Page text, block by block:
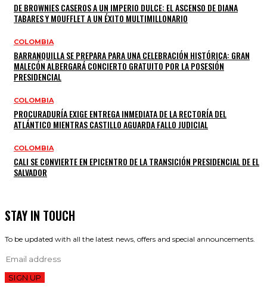
DE BROWNIES CASEROS A UN IMPERIO DULCE: EL ASCENSO DE DIANA
TABARES Y MOUFFLET A UN ÉXITO MULTIMILLONARIO
COLOMBIA
BARRANQUILLA SE PREPARA PARA UNA CELEBRACIÓN HISTÓRICA: GRAN
MALECÓN ALBERGARÁ CONCIERTO GRATUITO POR LA POSESIÓN
PRESIDENCIAL
COLOMBIA
PROCURADURÍA EXIGE ENTREGA INMEDIATA DE LA RECTORÍA DEL
ATLÁNTICO MIENTRAS CASTILLO AGUARDA FALLO JUDICIAL
COLOMBIA
CALI SE CONVIERTE EN EPICENTRO DE LA TRANSICIÓN PRESIDENCIAL DE EL
SALVADOR
STAY IN TOUCH
To be updated with all the latest news, offers and special announcements.
SIGN UP